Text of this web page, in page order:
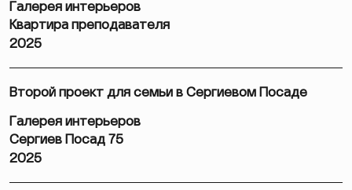
Галерея интерьеров
Квартира преподавателя
2025
Второй проект для семьи в Сергиевом Посаде
Галерея интерьеров
Сергиев Посад 75
2025